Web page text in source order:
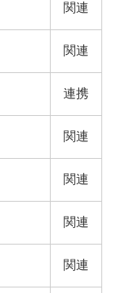
関連
関連
連携
関連
関連
関連
関連